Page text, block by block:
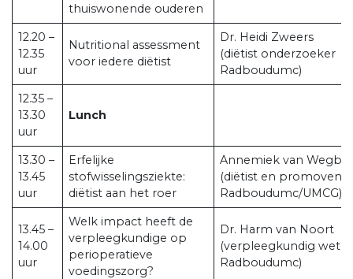
thuiswonende ouderen
12.20 –
12.35
uur
Nutritional assessment
voor iedere diëtist
Dr. Heidi Zweers
(diëtist onderzoeker
Radboudumc)
12.35 –
13.30
uur
Lunch
13.30 –
13.45
uur
Erfelijke
stofwisselingsziekte:
diëtist aan het roer
Annemiek van
(diëtist en
Radboudumc/UMCG)
13.45 –
14.00
uur
Welk impact heeft de
verpleegkundige op
perioperatieve
voedingszorg?
Dr. Harm van Noort
(verpleegkundig
Radboudumc)